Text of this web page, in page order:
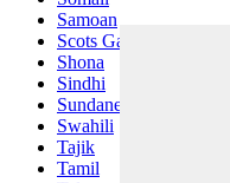
Samoan
Scots Gaelic
Shona
Sindhi
Sundanese
Swahili
Tajik
Tamil